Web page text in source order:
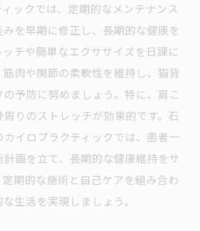
ックでは、定期的なメンテナンス
を早期に修正し、長期的な健康を
チや簡単なエクササイズを日課に
肉や関節の柔軟性を維持し、猫背
予防に努めましょう。特に、肩こ
りのストレッチが効果的です。石
イロプラクティックでは、患者一
画を立て、長期的な健康維持をサ
期的な施術と自己ケアを組み合わ
生活を実現しましょう。